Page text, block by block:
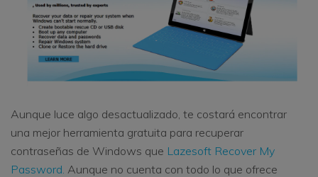
Aunque luce algo desactualizado, te costará encontrar
una mejor herramienta gratuita para recuperar
contraseñas de Windows que Lazesoft Recover My
Password. Aunque no cuenta con todo lo que ofrece